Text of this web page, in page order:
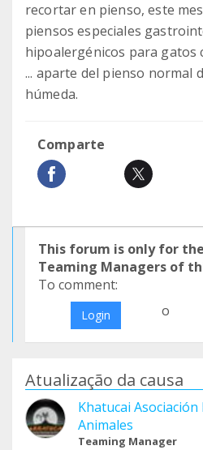
recortar en pienso, este
piensos especiales
hipoalergénicos para gatos
... aparte del pienso normal
húmeda.
Comparte
This forum is only for
Teaming Managers of
To comment:
Login o
Atualização da causa
Khatucai
Animales
Teaming Manager